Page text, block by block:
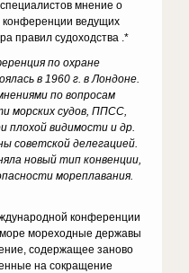
мнение о
конференции ведущих
правил судоходства .*
по охране
в 1960 г. в Лондоне.
по вопросам
морских судов, ППСС,
плохой видимости и др.
советской делегацией.
новый тип конвенции,
мореплавания.
конференции
мореходные державы
содержащее заново
на сокращение